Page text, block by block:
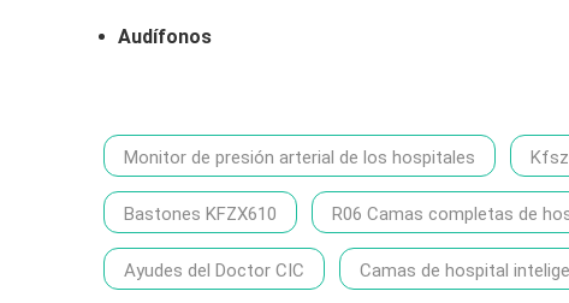
Audífonos
Monitor de presión arterial de los hospitales
Bastones KFZX610 R06 Camas completas de
Ayudes del Doctor CIC Camas de hospital